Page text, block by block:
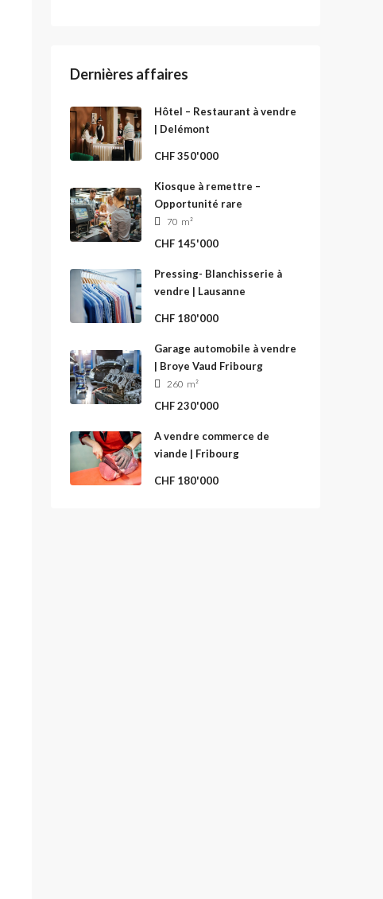
Dernières affaires
Hôtel – Restaurant à vendre
| Delémont
CHF 350'000
Kiosque à remettre –
Opportunité rare
70 m²
CHF 145'000
Pressing- Blanchisserie à
vendre | Lausanne
CHF 180'000
Garage automobile à vendre
| Broye Vaud Fribourg
260 m²
CHF 230'000
A vendre commerce de
viande | Fribourg
CHF 180'000